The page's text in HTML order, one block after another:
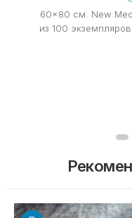
60x80 cм. New
из 100